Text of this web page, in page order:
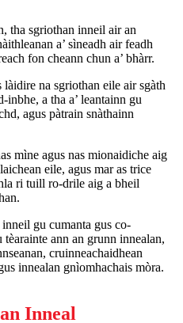
tha sgriothan inneil air an
a’ sìneadh air feadh
fon cheann chun a’ bhàrr.
na sgriothan eile air sgàth
inbhe, a tha a’ leantainn gu
agus pàtrain snàthainn
mìne agus nas mionaidiche aig
eile, agus mar as trice
ri tuill ro-drile aig a bheil
gu cumanta gus co-
ann an grunn innealan,
cruinneachaidhean
innealan gnìomhachais mòra.
Inneal